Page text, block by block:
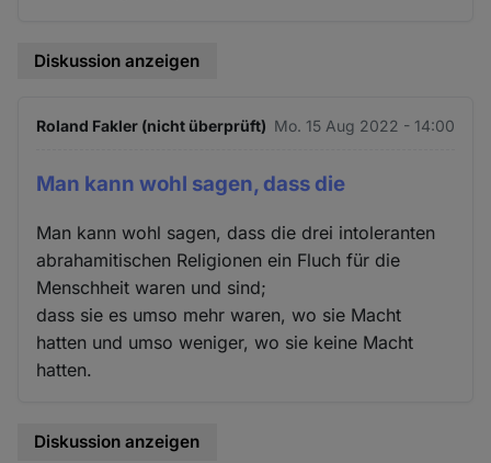
Diskussion anzeigen
Roland Fakler (nicht überprüft) Mo. 15 Aug 2022 - 14:00
Man kann wohl sagen, dass die
Man kann wohl sagen, dass die drei intoleranten
abrahamitischen Religionen ein Fluch für die
Menschheit waren und sind;
dass sie es umso mehr waren, wo sie Macht
hatten und umso weniger, wo sie keine Macht
hatten.
Diskussion anzeigen